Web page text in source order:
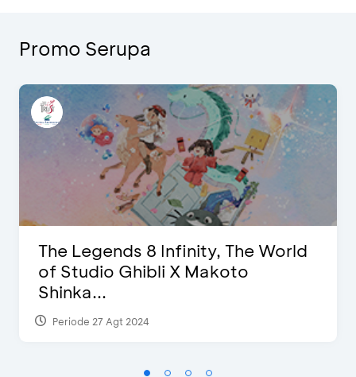
Promo Serupa
The Legends 8 Infinity, The World
of Studio Ghibli X Makoto
Shinka...
Periode 27 Agt 2024